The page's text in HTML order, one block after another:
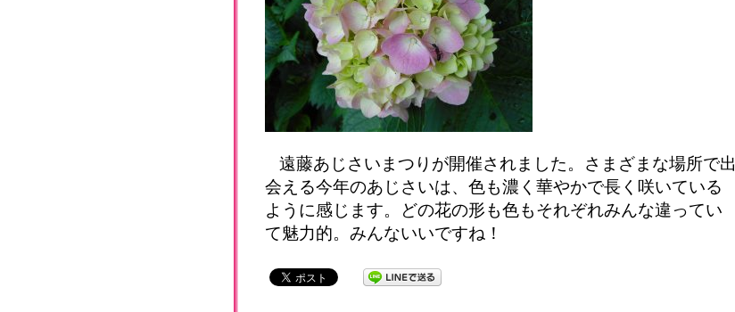
遠藤あじさいまつりが開催されました。さまざまな場所で出
会える今年のあじさいは、色も濃く華やかで長く咲いている
ように感じます。どの花の形も色もそれぞれみんな違ってい
て魅力的。みんないいですね！